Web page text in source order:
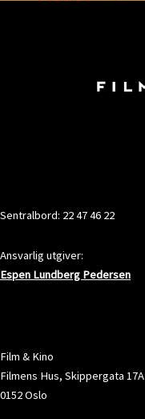
Sentralbord: 22 47 46 22
Ansvarlig utgiver:
Espen Lundberg Pedersen
Film & Kino
Filmens Hus, Skippergata 17A
0152 Oslo